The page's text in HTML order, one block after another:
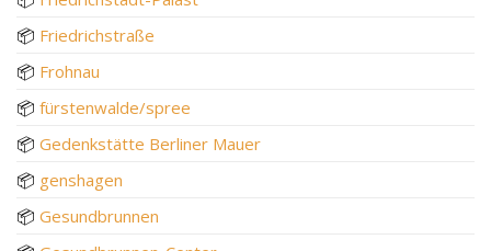
📦 Friedrichstraße
📦 Frohnau
📦 fürstenwalde/spree
📦 Gedenkstätte Berliner Mauer
📦 genshagen
📦 Gesundbrunnen